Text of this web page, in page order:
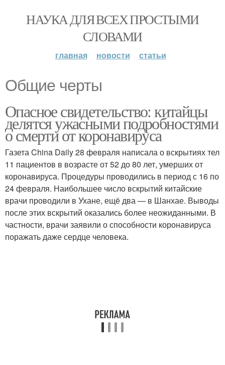
НАУКА ДЛЯ ВСЕХ ПРОСТЫМИ
СЛОВАМИ
главная новости статьи
Общие черты
Опасное свидетельство: китайцы
делятся ужасными подробностями
о смерти от коронавируса
Газета China Daily 28 февраля написала о вскрытиях тел
11 пациентов в возрасте от 52 до 80 лет, умерших от
коронавируса. Процедуры проводились в период с 16 по
24 февраля. Наибольшее число вскрытий китайские
врачи проводили в Ухане, ещё два — в Шанхае. Выводы
после этих вскрытий оказались более неожиданными. В
частности, врачи заявили о способности коронавируса
поражать даже сердце человека.